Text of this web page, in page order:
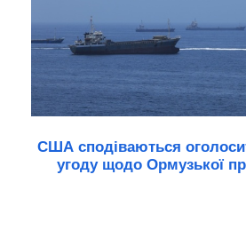
США сподіваються
угоду щодо Ормузької